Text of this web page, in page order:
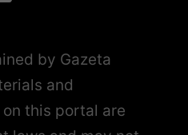
by Gazeta
and
this portal are